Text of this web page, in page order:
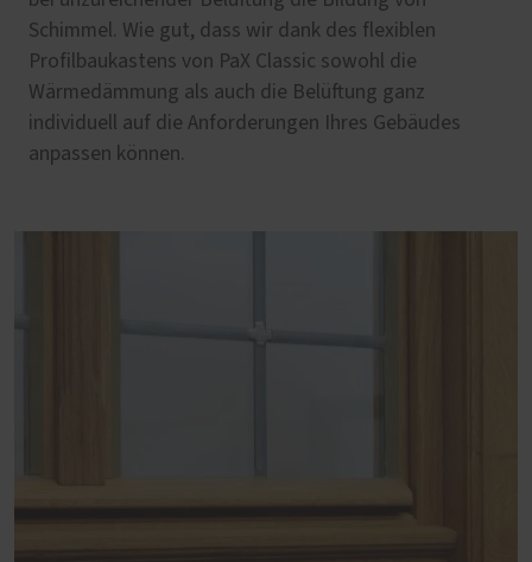
Schimmel. Wie gut, dass wir dank des flexiblen
Profilbaukastens von PaX Classic sowohl die
Wärmedämmung als auch die Belüftung ganz
individuell auf die Anforderungen Ihres Gebäudes
anpassen können.